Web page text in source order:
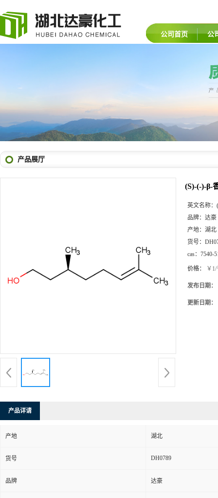
公司首页 公
产品展厅
(S)-(-)-β-
英文名称：
品牌： 达豪
产地： 湖北
货号：
cas： 7540-
价格： ￥
发布日期：
更新日期：
产品详请
产地 湖北
货号 DH0789
品牌 达豪